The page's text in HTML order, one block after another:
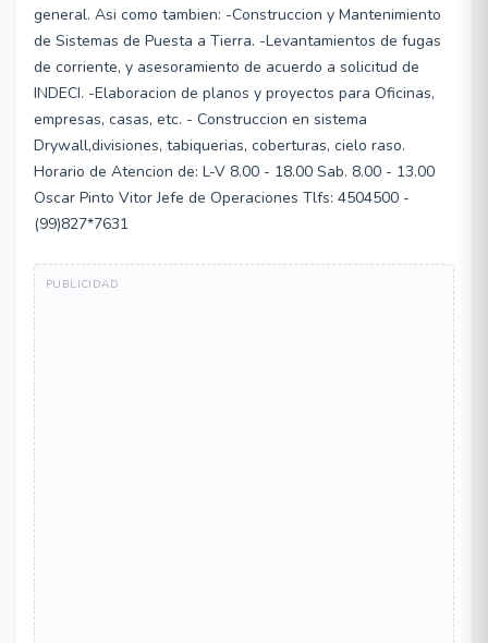
general. Asi como tambien: -Construccion y Mantenimiento
de Sistemas de Puesta a Tierra. -Levantamientos de fugas
de corriente, y asesoramiento de acuerdo a solicitud de
INDECI. -Elaboracion de planos y proyectos para Oficinas,
empresas, casas, etc. - Construccion en sistema
Drywall,divisiones, tabiquerias, coberturas, cielo raso.
Horario de Atencion de: L-V 8.00 - 18.00 Sab. 8.00 - 13.00
Oscar Pinto Vitor Jefe de Operaciones Tlfs: 4504500 -
(99)827*7631